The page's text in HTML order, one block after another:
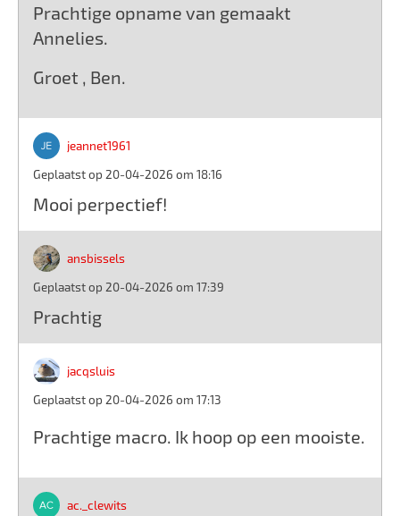
Prachtige opname van gemaakt
Annelies.
Groet , Ben.
jeannet1961
Geplaatst op 20-04-2026 om 18:16
Mooi perpectief!
ansbissels
Geplaatst op 20-04-2026 om 17:39
Prachtig
jacqsluis
Geplaatst op 20-04-2026 om 17:13
Prachtige macro. Ik hoop op een mooiste.
ac._clewits